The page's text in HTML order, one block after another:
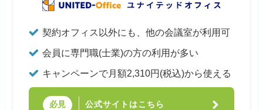
契約オフィス以外にも、他の会議室が利用可
会員に専門職(士業)の方の利用が多い
キャンペーンで月額2,310円(税込)から使える
必見 公式サイトはこちら